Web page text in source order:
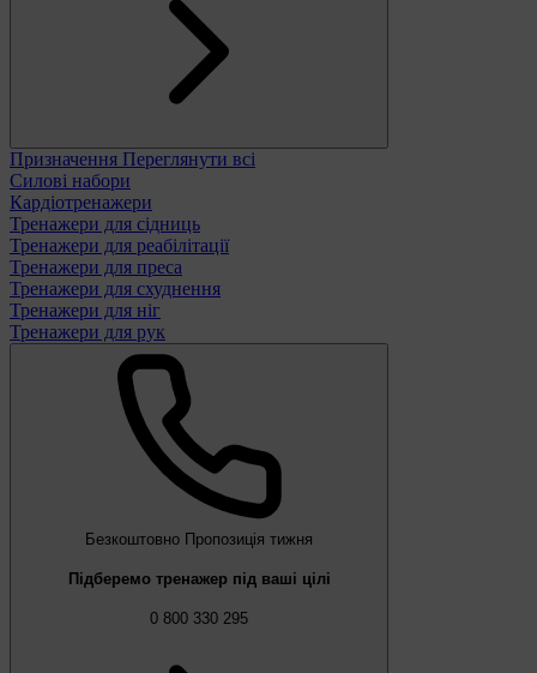
Призначення Переглянути всі
Силові набори
Кардіотренажери
Тренажери для сідниць
Тренажери для реабілітації
Тренажери для преса
Тренажери для схуднення
Тренажери для ніг
Тренажери для рук
Безкоштовно Пропозиція тижня
Підберемо тренажер під ваші цілі
0 800 330 295